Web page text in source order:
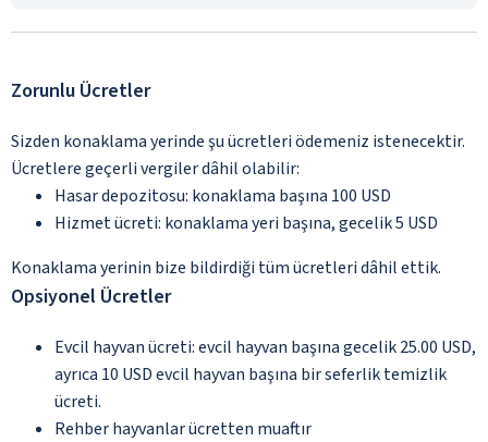
Zorunlu Ücretler
Sizden konaklama yerinde şu ücretleri ödemeniz istenecektir.
Ücretlere geçerli vergiler dâhil olabilir:
Hasar depozitosu: konaklama başına 100 USD
Hizmet ücreti: konaklama yeri başına, gecelik 5 USD
Konaklama yerinin bize bildirdiği tüm ücretleri dâhil ettik.
Opsiyonel Ücretler
Evcil hayvan ücreti: evcil hayvan başına gecelik 25.00 USD,
ayrıca 10 USD evcil hayvan başına bir seferlik temizlik
ücreti.
Rehber hayvanlar ücretten muaftır